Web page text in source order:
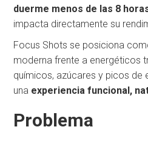
duerme menos de las 8
impacta directamente su
Focus Shots se posiciona
moderna frente a energéticos
químicos, azúcares y picos de
una experiencia funcional,
Problema